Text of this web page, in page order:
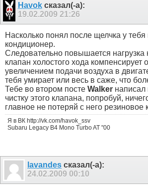
Havokсказал(-а):
19.02.2009 21:26
Насколько понял после щелчка у тебя
кондиционер.
Следовательно повышается нагрузка
клапан холостого хода компенсирует
увеличением подачи воздуха в
тебя умирает или весь в саже, что
Тебе во втором посте Walker написал
чистку этого клапана, попробуй,
главное не потеряй с него резиновое
Я в ВК http://vk.com/havok_ssv
Subaru Legacy B4 Mono Turbo AT "00
lavandes сказал(-а):
24.02.2009 00:10